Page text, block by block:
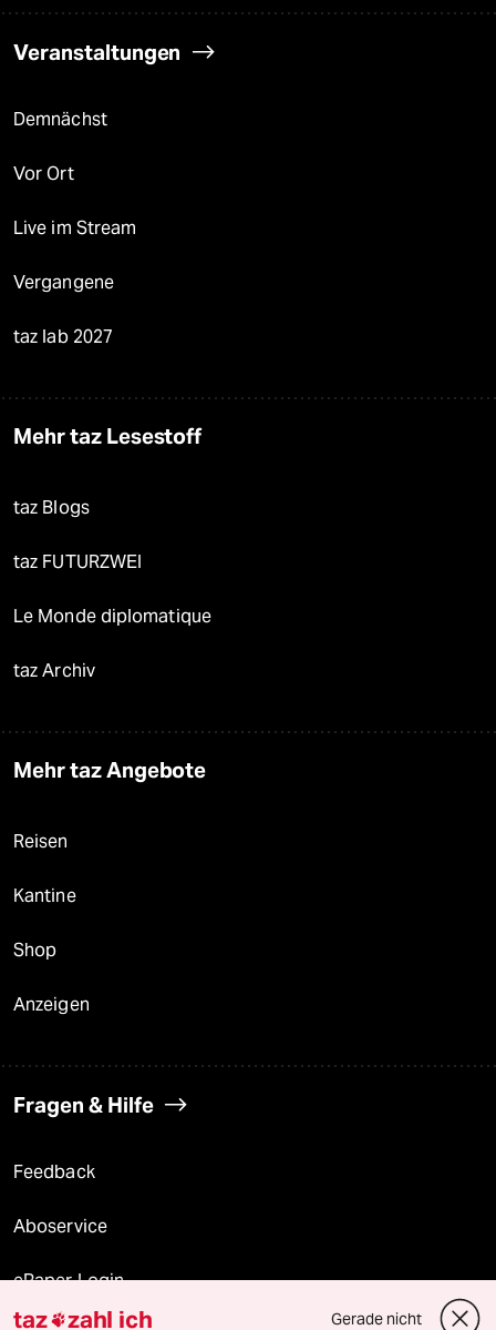
Veranstaltungen
Demnächst
Vor Ort
Live im Stream
Vergangene
taz lab 2027
Mehr taz Lesestoff
taz Blogs
taz FUTURZWEI
Le Monde diplomatique
taz Archiv
Mehr taz Angebote
Reisen
Kantine
Shop
Anzeigen
Fragen & Hilfe
Feedback
Aboservice
ePaper Login
taz zahl ich Gerade nicht